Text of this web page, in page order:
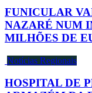
FUNICULAR
NAZARÉ NUM
MILHÕES DE
Notícias Regionais
HOSPITAL DE